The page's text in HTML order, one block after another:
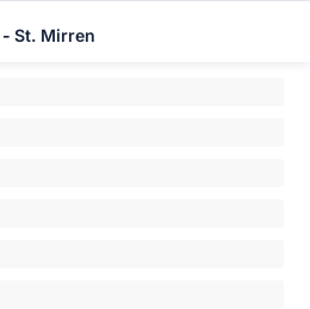
- St. Mirren